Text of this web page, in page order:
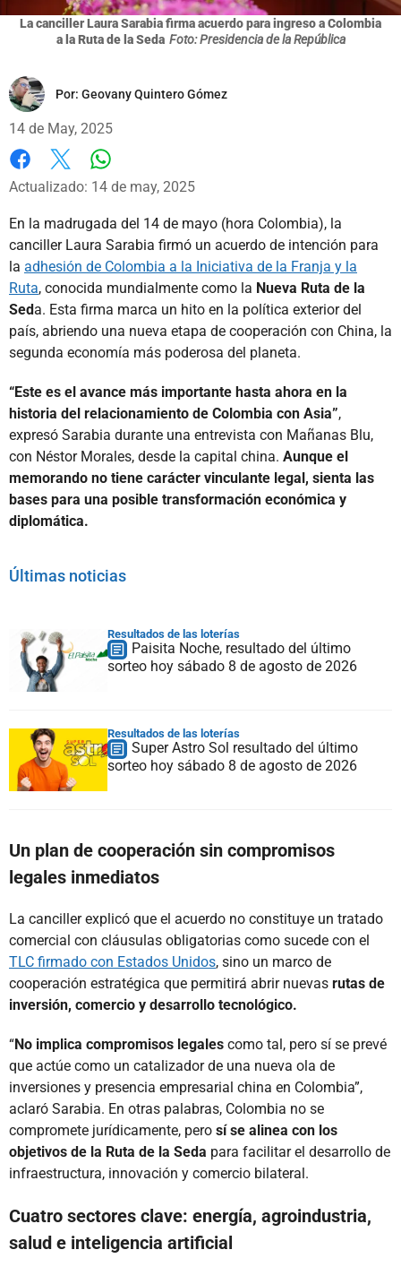
La canciller Laura Sarabia firma acuerdo para ingreso a Colombia
a la Ruta de la Seda Foto: Presidencia de la República
Por: Geovany Quintero Gómez
14 de May, 2025
Facebook
X
Actualizado: 14 de may, 2025
En la madrugada del 14 de mayo (hora Colombia), la
canciller Laura Sarabia firmó un acuerdo de intención para
la adhesión de Colombia a la Iniciativa de la Franja y la
Ruta, conocida mundialmente como la Nueva Ruta de la
Seda. Esta firma marca un hito en la política exterior del
país, abriendo una nueva etapa de cooperación con China, la
segunda economía más poderosa del planeta.
“Este es el avance más importante hasta ahora en la
historia del relacionamiento de Colombia con Asia”,
expresó Sarabia durante una entrevista con Mañanas Blu,
con Néstor Morales, desde la capital china. Aunque el
memorando no tiene carácter vinculante legal, sienta las
bases para una posible transformación económica y
diplomática.
Últimas noticias
Resultados de las loterías
Paisita Noche, resultado del último
sorteo hoy sábado 8 de agosto de 2026
Resultados de las loterías
Super Astro Sol resultado del último
sorteo hoy sábado 8 de agosto de 2026
Un plan de cooperación sin compromisos
legales inmediatos
La canciller explicó que el acuerdo no constituye un tratado
comercial con cláusulas obligatorias como sucede con el
TLC firmado con Estados Unidos, sino un marco de
cooperación estratégica que permitirá abrir nuevas rutas de
inversión, comercio y desarrollo tecnológico.
“No implica compromisos legales como tal, pero sí se prevé
que actúe como un catalizador de una nueva ola de
inversiones y presencia empresarial china en Colombia”,
aclaró Sarabia. En otras palabras, Colombia no se
compromete jurídicamente, pero sí se alinea con los
objetivos de la Ruta de la Seda para facilitar el desarrollo de
infraestructura, innovación y comercio bilateral.
Cuatro sectores clave: energía, agroindustria,
salud e inteligencia artificial